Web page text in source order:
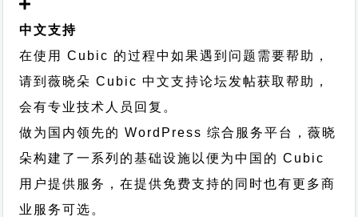
中文支持
在使用 Cubic 的过程中如果遇到问题需要帮助，
请到薇晓朵 Cubic 中文支持论坛发帖获取帮助，
会有专业技术人员回复。
做为国内领先的 WordPress 综合服务平台，薇晓
朵构建了一系列的基础设施以便为中国的 Cubic
用户提供服务，在提供免费支持的同时也有更多商
业服务可选。